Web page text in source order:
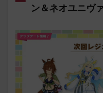
ン＆ネオユニヴ